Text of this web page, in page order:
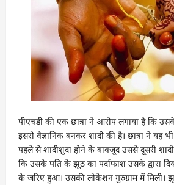
पीएचडी की एक छात्रा ने आरोप लगाया है कि
इसरो वैज्ञानिक बनकर शादी की है। छात्रा ने यह
पहले से शादीशुदा होने के बावजूद उससे दूसरी
कि उसके पति के झूठ का पर्दाफाश उसके द्वारा
के जरिए हुआ। उसकी लोकेशन गुरुग्राम में मिली।